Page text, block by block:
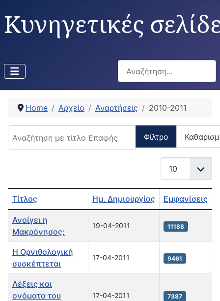
Κυνηγετικές
Αναζήτηση...
Home Αρχείο Αναρτήσεις 2010-2011
Φίλτρο
Άρθρα
Τίτλος Ημ. Δημιουργίας Εμφανίσεις
Ανοίγει η
Μακρόνησος;
19-04-2011 11188
Η Ορνιθολογική
συσκέπτεται
17-04-2011 9461
Λέξεις και
ονόματα του
17-04-2011 7387